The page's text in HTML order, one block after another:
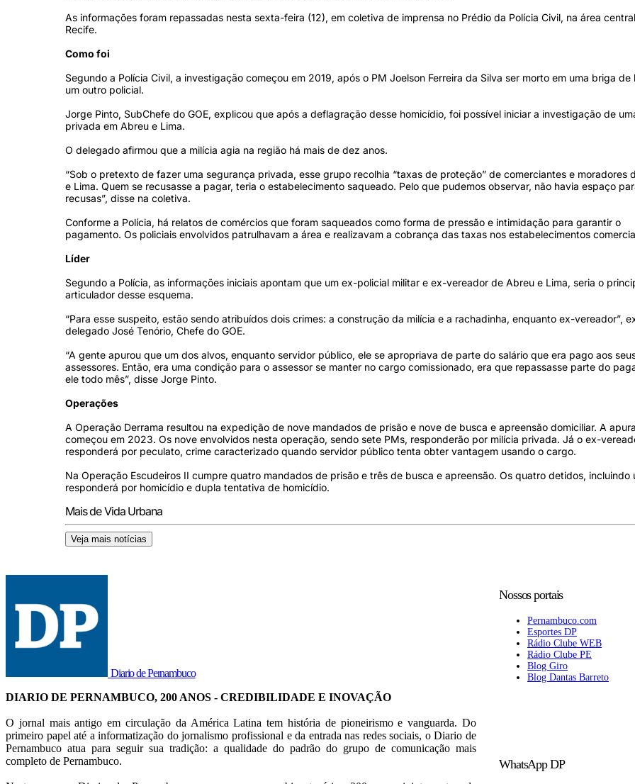
As informações foram repassadas nesta sexta-feira (12), em coletiva de imprensa no Prédio da Polícia Civil, na área
Recife.
Como foi
Segundo a Polícia Civil, a investigação começou em 2019, após o PM Joelson Ferreira da Silva ser morto em uma briga de
um outro policial.
Jorge Pinto, SubChefe do GOE, explicou que após a deflagração desse homicídio, foi possível iniciar a investigação de
privada em Abreu e Lima.
O delegado afirmou que a milícia agia na região há mais de dez anos.
“Sob o pretexto de fazer uma segurança privada, esse grupo recolhia “taxas de proteção” de comerciantes e moradores
e Lima. Quem se recusasse a pagar, teria o estabelecimento saqueado. Pelo que pudemos observar, não havia espaço
recusas”, disse na coletiva.
Conforme a Polícia, há relatos de comércios que foram saqueados como forma de pressão e intimidação para garantir o
pagamento. Os policiais envolvidos patrulhavam a área e realizavam a cobrança das taxas nos estabelecimentos
Líder
Segundo a Polícia, as informações iniciais apontam que um ex-policial militar e ex-vereador de Abreu e Lima, seria o
articulador desse esquema.
“Para esse suspeito, estão sendo atribuídos dois crimes: a construção da milícia e a rachadinha, enquanto ex-vereador”,
delegado José Tenório, Chefe do GOE.
“A gente apurou que um dos alvos, enquanto servidor público, ele se apropriava de parte do salário que era pago aos
assessores. Então, era uma condição para o assessor se manter no cargo comissionado, era que repassasse parte do
ele todo mês”, disse Jorge Pinto.
Operações
A Operação Derrama resultou na expedição de nove mandados de prisão e nove de busca e apreensão domiciliar. A
começou em 2023. Os nove envolvidos nesta operação, sendo sete PMs, responderão por milícia privada. Já o ex-
responderá por peculato, crime caracterizado quando servidor público tenta obter vantagem usando o cargo.
Na Operação Escudeiros II cumpre quatro mandados de prisão e três de busca e apreensão. Os quatro detidos, incluindo
responderá por homicídio e dupla tentativa de homicídio.
Mais de Vida Urbana
Veja mais notícias
Diario de Pernambuco
DIARIO DE PERNAMBUCO, 200 ANOS - CREDIBILIDADE E INOVAÇÃO
O jornal mais antigo em circulação da América Latina tem história de pioneirismo e vanguarda. Do
primeiro papel até a informatização do jornalismo profissional e da entrada nas redes sociais, o Diario de
Pernambuco atua para seguir sua tradição: a qualidade do padrão do grupo de comunicação mais
completo de Pernambuco.
Nossos portais
Pernambuco.com
Esportes DP
Rádio Clube WEB
Rádio Clube PE
Blog Giro
Blog Dantas Barreto
WhatsApp DP